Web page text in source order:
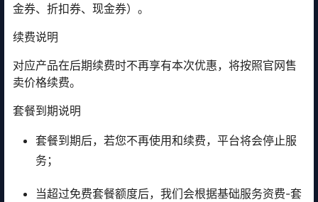
金券、折扣券、现金券）。
续费说明
对应产品在后期续费时不再享有本次优惠，将按照官网售
卖价格续费。
套餐到期说明
套餐到期后，若您不再使用和续费，平台将会停止服
务；
当超过免费套餐额度后，我们会根据基础服务资费-套